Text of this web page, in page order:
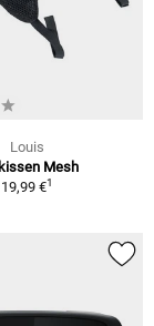
Louis
Mesh
19,99 €1